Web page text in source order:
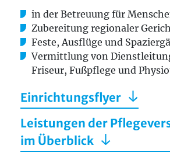
in der Betreuung für
Zubereitung regionaler
Feste, Ausflüge und
Vermittlung von
Friseur, Fußpflege und
Einrichtungsflyer
Leistungen der
im Überblick